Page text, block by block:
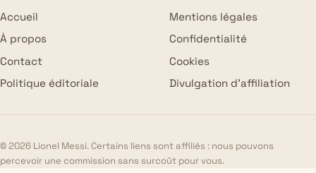
Accueil
À propos
Contact
Politique éditoriale
Mentions légales
Confidentialité
Cookies
Divulgation d’affiliation
© 2026 Lionel Messi. Certains liens sont affiliés : nous pouvons
percevoir une commission sans surcoût pour vous.